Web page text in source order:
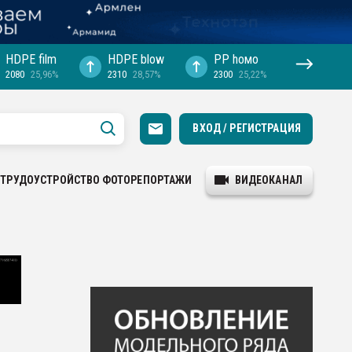
HDPE film
2080 25,96%
HDPE blow
2310 28,57%
PP hомо
2300 25,22%
ВХОД / РЕГИСТРАЦИЯ
ТРУДОУСТРОЙСТВО ФОТОРЕПОРТАЖИ ВИДЕОКАНАЛ